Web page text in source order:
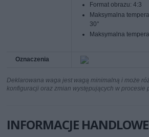
Format obrazu: 4:3
Maksymalna
30°
Maksymalna
Oznaczenia
Deklarowana waga jest wagą minimalną i może
konfiguracji oraz zmian występujących w procesie
INFORMACJE HANDLOWE